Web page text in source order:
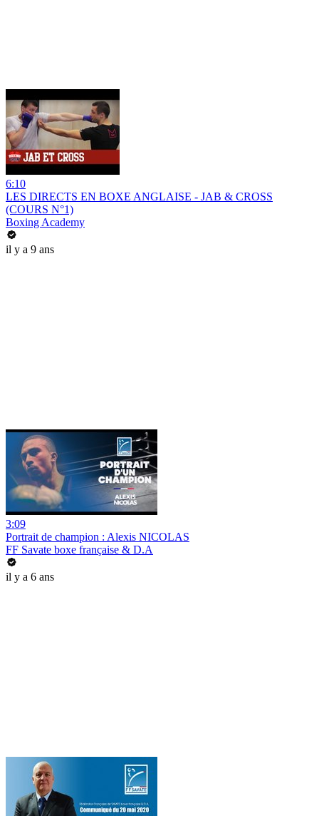
6:10
LES DIRECTS EN BOXE ANGLAISE - JAB & CROSS
(COURS N°1)
Boxing Academy
il y a 9 ans
3:09
Portrait de champion : Alexis NICOLAS
FF Savate boxe française & D.A
il y a 6 ans